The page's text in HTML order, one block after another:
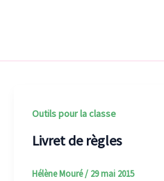
Outils pour la classe
Livret de règles
Hélène Mouré/ 29 mai 2015